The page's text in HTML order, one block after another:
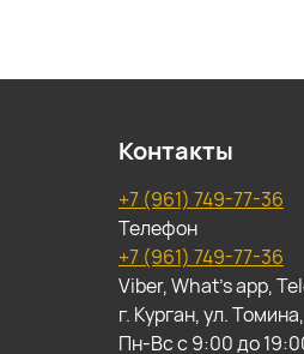
Контакты
+7 (961) 749-77-36
Телефон
+7 (961) 749-77-36
Viber, What's app,
г. Курган, ул.
Пн-Вс с 9:00 до